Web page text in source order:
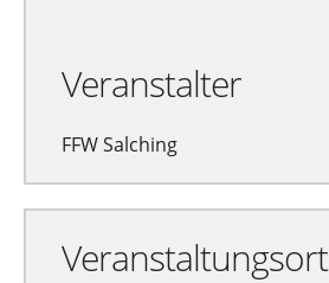
Veranstalter
FFW Salching
Veranstaltungsort